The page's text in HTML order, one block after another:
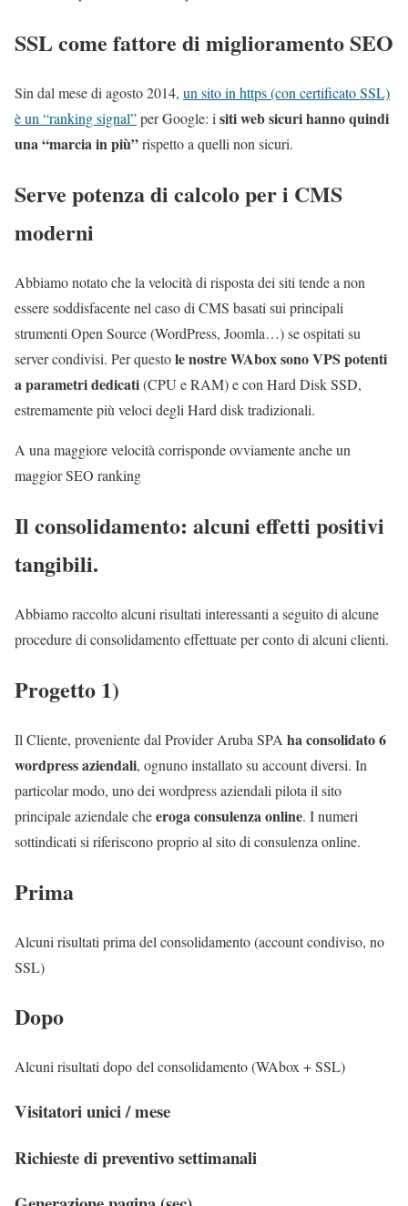
SSL come fattore di miglioramento SEO
Sin dal mese di agosto 2014, un sito in https (con certificato SSL)
è un “ranking signal”per Google: isiti web sicuri hanno quindi
una “marcia in più”rispetto a quelli non sicuri.
Serve potenza di calcolo per i CMS
moderni
Abbiamo notato che la velocità di risposta dei siti tende a non
essere soddisfacente nel caso di CMS basati sui principali
strumenti Open Source (WordPress, Joomla…) se ospitati su
server condivisi. Per questole nostre WAbox sono VPS potenti
a parametri dedicati(CPU e RAM) e con Hard Disk SSD,
estremamente più veloci degli Hard disk tradizionali.
A una maggiore velocità corrisponde ovviamente anche un
maggior SEO ranking
Il consolidamento: alcuni effetti positivi
tangibili.
Abbiamo raccolto alcuni risultati interessanti a seguito di alcune
procedure di consolidamento effettuate per conto di alcuni clienti.
Progetto 1)
Il Cliente, proveniente dal Provider Aruba SPA ha consolidato 6
wordpress aziendali, ognuno installato su account diversi. In
particolar modo, uno dei wordpress aziendali pilota il sito
principale aziendale cheeroga consulenza online. I numeri
sottindicati si riferiscono proprio al sito di consulenza online.
Prima
Alcuni risultati prima del consolidamento (account condiviso, no
SSL)
Dopo
Alcuni risultati dopo del consolidamento (WAbox + SSL)
Visitatori unici / mese
Richieste di preventivo settimanali